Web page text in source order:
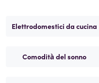
Elettrodomestici da cucina
Comodità del sonno